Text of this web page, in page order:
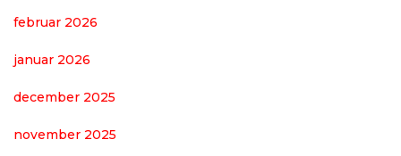
februar 2026
januar 2026
december 2025
november 2025